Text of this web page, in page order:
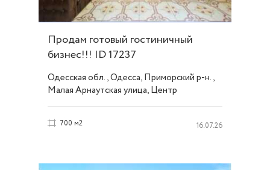
Продам готовый гостиничный
бизнес!!! ID 17237
Одесская обл., Одесса, Приморский р-н.,
Малая Арнаутская улица, Центр
700 м2 16.07.26